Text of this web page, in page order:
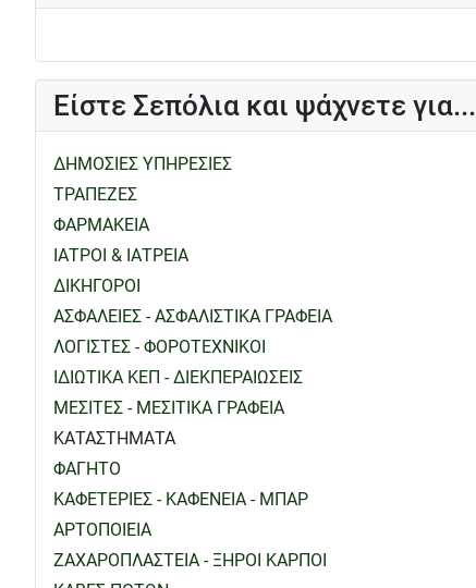
Είστε Σεπόλια και ψάχνετε για...
ΔΗΜΟΣΙΕΣ ΥΠΗΡΕΣΙΕΣ
ΤΡΑΠΕΖΕΣ
ΦΑΡΜΑΚΕΙΑ
ΙΑΤΡΟΙ & ΙΑΤΡΕΙΑ
ΔΙΚΗΓΟΡΟΙ
ΑΣΦΑΛΕΙΕΣ - ΑΣΦΑΛΙΣΤΙΚΑ ΓΡΑΦΕΙΑ
ΛΟΓΙΣΤΕΣ - ΦΟΡΟΤΕΧΝΙΚΟΙ
ΙΔΙΩΤΙΚΑ ΚΕΠ - ΔΙΕΚΠΕΡΑΙΩΣΕΙΣ
ΜΕΣΙΤΕΣ - ΜΕΣΙΤΙΚΑ ΓΡΑΦΕΙΑ
ΚΑΤΑΣΤΗΜΑΤΑ
ΦΑΓΗΤΟ
ΚΑΦΕΤΕΡΙΕΣ - ΚΑΦΕΝΕΙΑ - ΜΠΑΡ
ΑΡΤΟΠΟΙΕΙΑ
ΖΑΧΑΡΟΠΛΑΣΤΕΙΑ - ΞΗΡΟΙ ΚΑΡΠΟΙ